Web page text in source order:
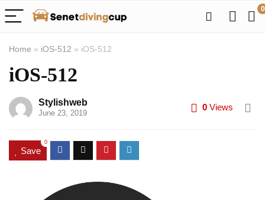
0
Home » iOS-512 » iOS-512
iOS-512
Stylishweb
June 23, 2019
0 Views
Save
0